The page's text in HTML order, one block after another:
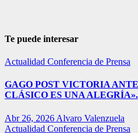
Te puede interesar
Actualidad Conferencia de Prensa
GAGO POST VICTORIA
CLÁSICO ES UNA ALEGRÍA».
Abr 26, 2026 Alvaro Valenzuela
Actualidad Conferencia de Prensa